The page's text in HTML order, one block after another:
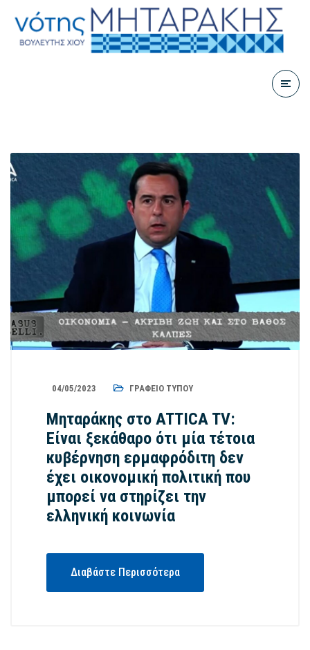
04/05/2023 ΓΡΑΦΕΊΟ ΤΎΠΟΥ
Μηταράκης στο ATTICA TV:
Είναι ξεκάθαρο ότι μία τέτοια
κυβέρνηση ερμαφρόδιτη δεν
έχει οικονομική πολιτική που
μπορεί να στηρίζει την
ελληνική κοινωνία
Διαβάστε Περισσότερα